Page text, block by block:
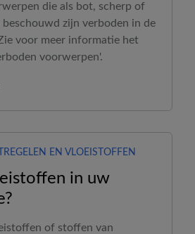
die als bot, scherp of
zijn verboden in de
voor meer informatie het
voorwerpen'.
EN VLOEISTOFFEN
in uw
of stoffen van